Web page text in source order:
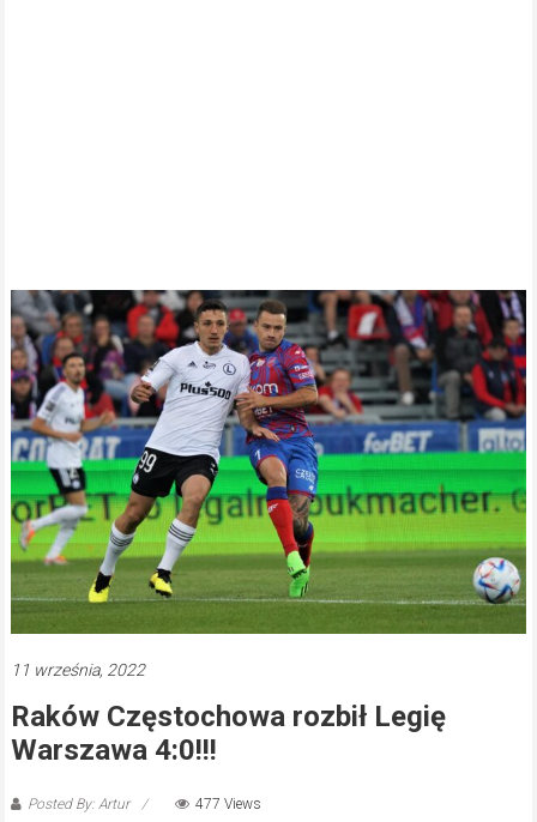
11 września, 2022
Raków Częstochowa rozbił Legię
Warszawa 4:0!!!
Posted By: Artur 477 Views